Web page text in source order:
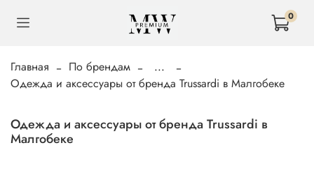
0
Главная По брендам
...
Одежда и аксессуары от бренда Trussardi в Малгобеке
Одежда и аксессуары от бренда Trussardi в
Малгобеке